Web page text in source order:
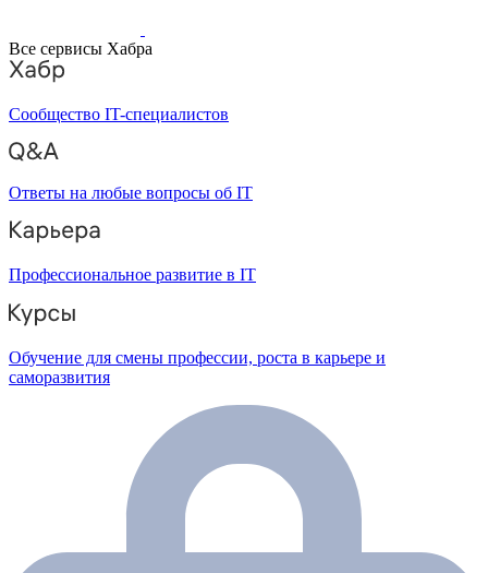
Все сервисы Хабра
Сообщество IT-специалистов
Ответы на любые вопросы об IT
Профессиональное развитие в IT
Обучение для смены профессии, роста в карьере и
саморазвития